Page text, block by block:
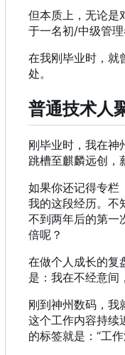
但本质上，无论是
于一名初/中级管理
在我刚毕业时，就
处。
普通技术人
刚毕业时，我在神
跳槽至麒麟远创，
如果你还记得专栏
我的这段经历。不
不到两年后的第一
倍呢？
在做个人成长的复
是：我在不经意间
刚到神州数码，我
这个工作内容持续
的标签就是：“工